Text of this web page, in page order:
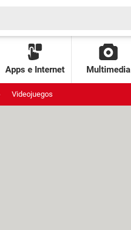
Apps e Internet Multimedia
Videojuegos